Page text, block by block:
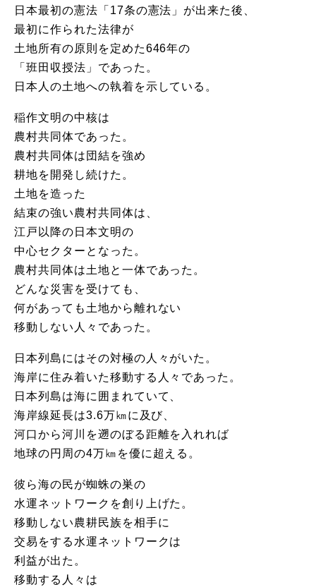
日本最初の憲法「17条の憲法」が出来た後、
最初に作られた法律が
土地所有の原則を定めた646年の
「班田収授法」であった。
日本人の土地への執着を示している。
稲作文明の中核は
農村共同体であった。
農村共同体は団結を強め
耕地を開発し続けた。
土地を造った
結束の強い農村共同体は、
江戸以降の日本文明の
中心セクターとなった。
農村共同体は土地と一体であった。
どんな災害を受けても、
何があっても土地から離れない
移動しない人々であった。
日本列島にはその対極の人々がいた。
海岸に住み着いた移動する人々であった。
日本列島は海に囲まれていて、
海岸線延長は3.6万㎞に及び、
河口から河川を遡のぼる距離を入れれば
地球の円周の4万㎞を優に超える。
彼ら海の民が蜘蛛の巣の
水運ネットワークを創り上げた。
移動しない農耕民族を相手に
交易をする水運ネットワークは
利益が出た。
移動する人々は